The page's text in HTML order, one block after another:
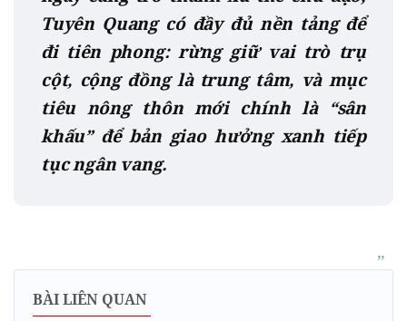
Tuyên Quang có đầy đủ nền tảng để
đi tiên phong: rừng giữ vai trò trụ
cột, cộng đồng là trung tâm, và mục
tiêu nông thôn mới chính là “sân
khấu” để bản giao hưởng xanh tiếp
tục ngân vang.
BÀI LIÊN QUAN